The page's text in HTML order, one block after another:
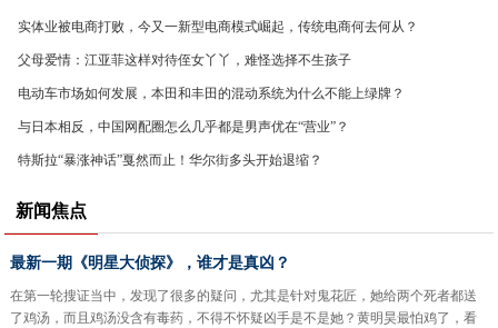
实体业被电商打败，今又一新型电商模式崛起，传统电商何去何从？
父母爱情：江亚菲这样对待侄女丫丫，难怪选择不生孩子
电动车市场如何发展，本田和丰田的混动系统为什么不能上绿牌？
与日本相反，中国网配圈怎么几乎都是男声优在“营业”？
特斯拉“暴涨神话”戛然而止！华尔街多头开始退缩？
新闻焦点
最新一期《明星大侦探》，谁才是真凶？
在第一轮搜证当中，发现了很多的疑问，尤其是针对鬼花匠，她给两个死者都送
了鸡汤，而且鸡汤没含有毒药，不得不怀疑凶手是不是她？黄明昊最怕鸡了，看